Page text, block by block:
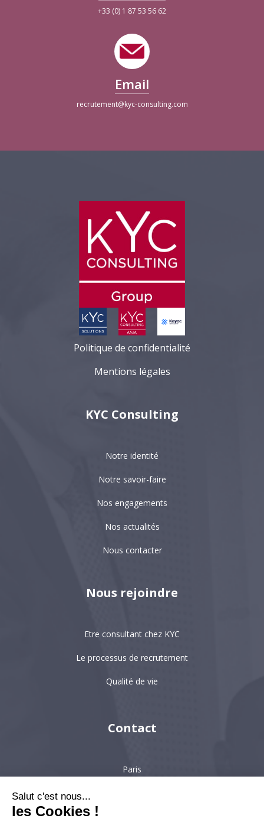
+33 (0) 1 87 53 56 62
Email
recrutement@kyc-consulting.com
Politique de confidentialité
Mentions légales
KYC Consulting
Notre identité
Notre savoir-faire
Nos engagements
Nos actualités
Nous contacter
Nous rejoindre
Etre consultant chez KYC
Le processus de recrutement
Qualité de vie
Contact
Paris
Salut c'est nous...
les Cookies !